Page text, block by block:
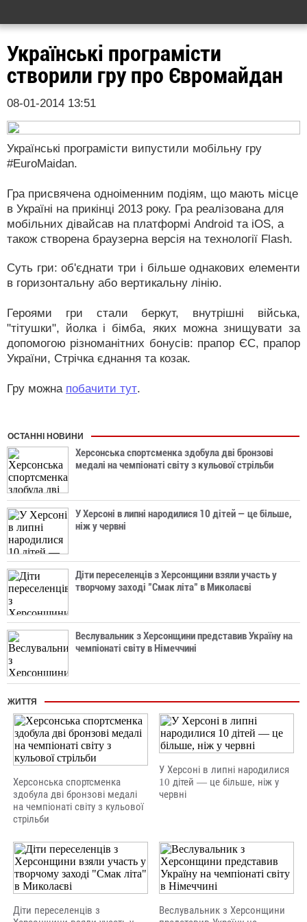
Українські програмісти
створили гру про Євромайдан
08-01-2014 13:51
Українські програмісти випустили мобільну гру
#EuroMaidan.
Гра присвячена одноіменним подіям, що мають місце
в Україні на прикінці 2013 року. Гра реалізована для
мобільних дівайсав на платформі Android та iOS, а
також створена браузерна версія на технології Flash.
Суть гри: об'єднати три і більше однакових елементи
в горизонтальну або вертикальну лінію.
Героями гри стали беркут, внутрішні війська,
"тітушки", йолка і бімба, яких можна знищувати за
допомогою різноманітних бонусів: прапор ЄС, прапор
України, Стрічка єднання та козак.
Гру можна побачити тут.
ОСТАННІ НОВИНИ
Херсонська спортсменка здобула дві бронзові
медалі на чемпіонаті світу з кульової стрільби
У Херсоні в липні народилися 10 дітей — це більше,
ніж у червні
Діти переселенців з Херсонщини взяли участь у
творчому заході "Смак літа" в Миколаєві
Веслувальник з Херсонщини представив Україну на
чемпіонаті світу в Німеччині
ЖИТТЯ
Херсонська спортсменка
здобула дві бронзові медалі
на чемпіонаті світу з кульової
стрільби
У Херсоні в липні народилися
10 дітей — це більше, ніж у
червні
Діти переселенців з
Веслувальник з Херсонщини